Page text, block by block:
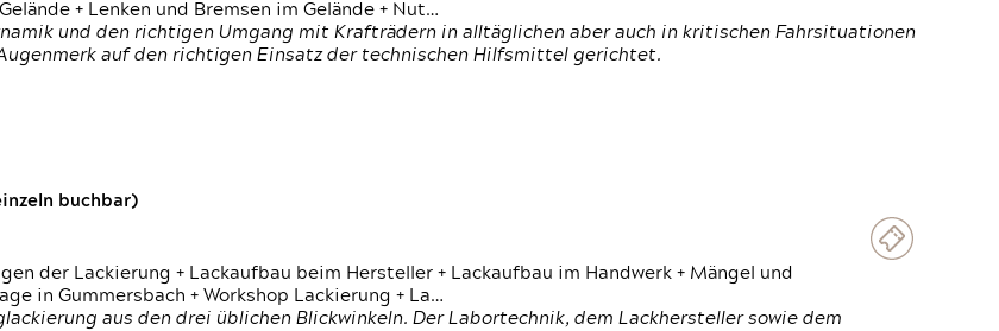
+ Lenken und Bremsen im Gelände + Nut…
und den richtigen Umgang mit Krafträdern in alltäglichen aber auch in kritischen Fahrsituationen
auf den richtigen Einsatz der technischen Hilfsmittel gerichtet.
buchbar)
der Lackierung + Lackaufbau beim Hersteller + Lackaufbau im Handwerk + Mängel und
in Gummersbach + Workshop Lackierung + La…
aus den drei üblichen Blickwinkeln. Der Labortechnik, dem Lackhersteller sowie dem